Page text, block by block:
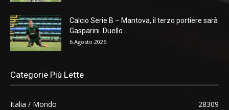
Calcio Serie B – Mantova, il terzo portiere sarà
Gasparini. Duello...
6 Agosto 2026
Categorie Più Lette
Italia / Mondo
28309